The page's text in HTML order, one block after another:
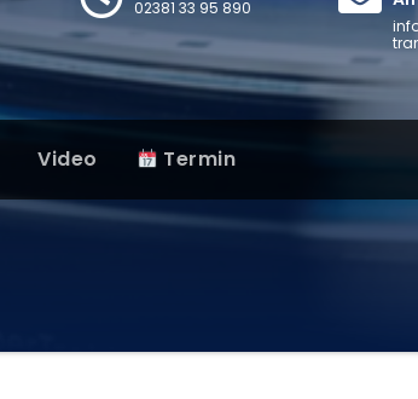
02381 33 95 890
Video Termin